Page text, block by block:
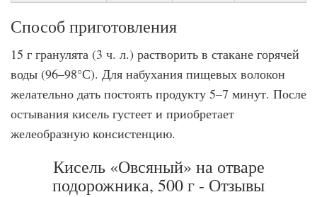
Способ приготовления
15 г гранулята (3 ч. л.) растворить в стакане горячей
воды (96–98°С). Для набухания пищевых волокон
желательно дать постоять продукту 5–7 минут. После
остывания кисель густеет и приобретает
желеобразную консистенцию.
Кисель «Овсяный» на отваре
подорожника, 500 г - Отзывы